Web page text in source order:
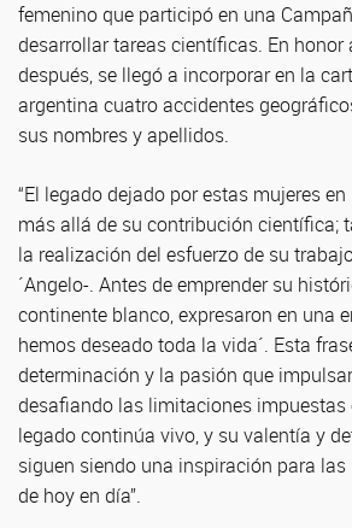
femenino que participó en una
desarrollar tareas científicas. En honor
después, se llegó a incorporar en la
argentina cuatro accidentes
sus nombres y apellidos.
“El legado dejado por estas mujeres
más allá de su contribución científica;
la realización del esfuerzo de su
´Angelo-. Antes de emprender su
continente blanco, expresaron en una
hemos deseado toda la vida´. Esta
determinación y la pasión que
desafiando las limitaciones impuestas
legado continúa vivo, y su valentía y
siguen siendo una inspiración para
de hoy en día”.